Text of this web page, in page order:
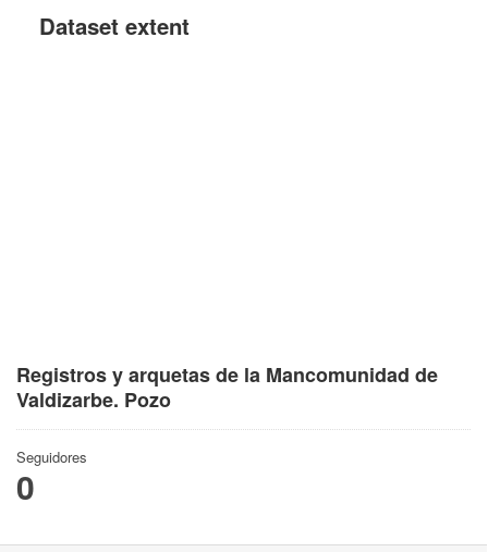
Registros y arquetas de la Mancomunidad de
Valdizarbe. Pozo
Seguidores
0
Dataset extent